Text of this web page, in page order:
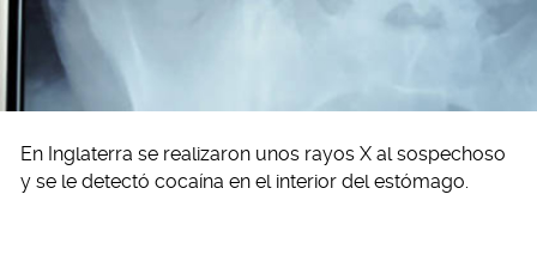
En Inglaterra se realizaron unos rayos X al sospechoso
y se le detectó cocaína en el interior del estómago.